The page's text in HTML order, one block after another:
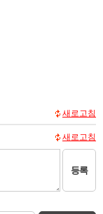
새로고침
새로고침
등록